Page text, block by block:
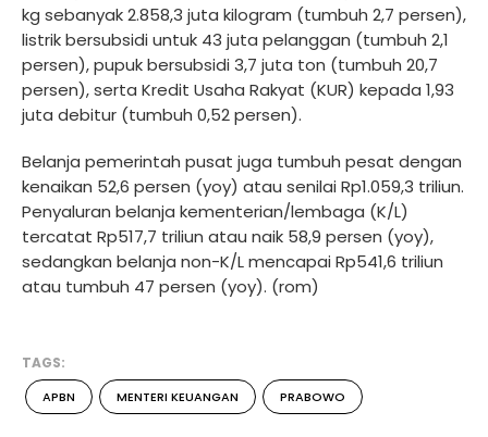
kg sebanyak 2.858,3 juta kilogram (tumbuh 2,7 persen),
listrik bersubsidi untuk 43 juta pelanggan (tumbuh 2,1
persen), pupuk bersubsidi 3,7 juta ton (tumbuh 20,7
persen), serta Kredit Usaha Rakyat (KUR) kepada 1,93
juta debitur (tumbuh 0,52 persen).
Belanja pemerintah pusat juga tumbuh pesat dengan
kenaikan 52,6 persen (yoy) atau senilai Rp1.059,3 triliun.
Penyaluran belanja kementerian/lembaga (K/L)
tercatat Rp517,7 triliun atau naik 58,9 persen (yoy),
sedangkan belanja non-K/L mencapai Rp541,6 triliun
atau tumbuh 47 persen (yoy). (rom)
TAGS:
APBN MENTERI KEUANGAN PRABOWO